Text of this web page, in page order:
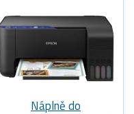
Náplně do